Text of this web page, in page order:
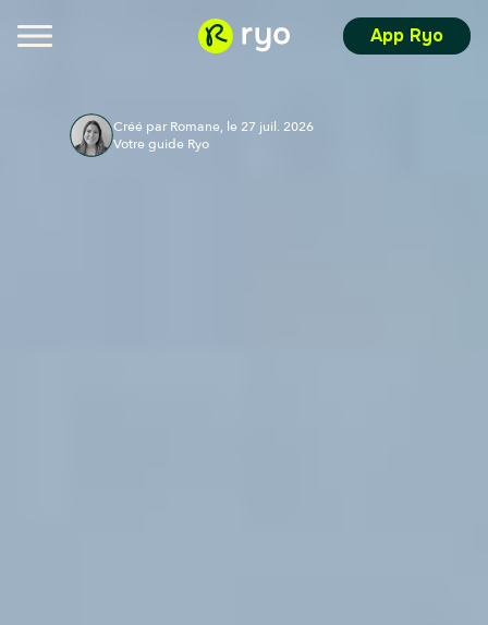
App Ryo
Créé par Romane, le 27 juil. 2026
Votre guide Ryo